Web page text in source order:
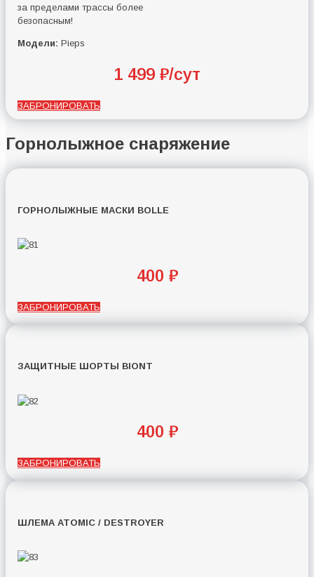
за пределами трассы более
безопасным!
Модели: Pieps
1 499 ₽/сут
ЗАБРОНИРОВАТЬ
Горнолыжное снаряжение
ГОРНОЛЫЖНЫЕ МАСКИ BOLLE
400 ₽
ЗАБРОНИРОВАТЬ
ЗАЩИТНЫЕ ШОРТЫ BIONT
400 ₽
ЗАБРОНИРОВАТЬ
ШЛЕМА ATOMIC / DESTROYER